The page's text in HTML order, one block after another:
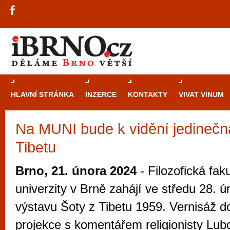
HLAVNÍ STRÁNKA INZERCE KONTAKTY VIVAT VINUM
Na MUNI bude k vidění
Tibetu
Brno, 21. února 2024- Filozofická
univerzity v Brně zahájí ve středu 28.
výstavu Šoty z Tibetu 1959. Vernisáž
projekce s komentářem religionisty
Průvodce
Brno je
zajímavé
restaurace,
Mimo jiné je ale také místem, kde si